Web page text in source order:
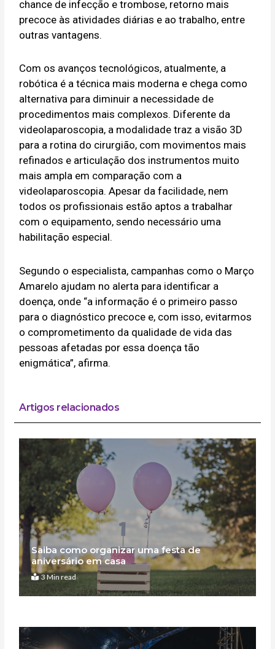
chance de infecção e trombose, retorno mais
precoce às atividades diárias e ao trabalho, entre
outras vantagens.
Com os avanços tecnológicos, atualmente, a
robótica é a técnica mais moderna e chega como
alternativa para diminuir a necessidade de
procedimentos mais complexos. Diferente da
videolaparoscopia, a modalidade traz a visão 3D
para a rotina do cirurgião, com movimentos mais
refinados e articulação dos instrumentos muito
mais ampla em comparação com a
videolaparoscopia. Apesar da facilidade, nem
todos os profissionais estão aptos a trabalhar
com o equipamento, sendo necessário uma
habilitação especial.
Segundo o especialista, campanhas como o Março
Amarelo ajudam no alerta para identificar a
doença, onde “a informação é o primeiro passo
para o diagnóstico precoce e, com isso, evitarmos
o comprometimento da qualidade de vida das
pessoas afetadas por essa doença tão
enigmática”, afirma.
Artigos relacionados
Saiba como organizar uma festa de
aniversário em casa
3 Min read